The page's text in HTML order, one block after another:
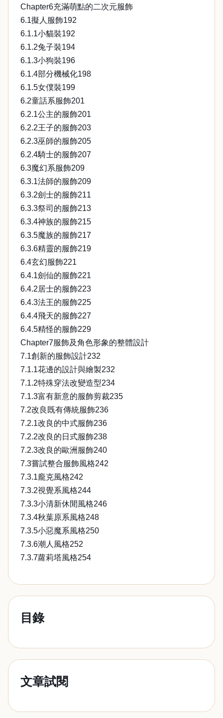
Chapter6充滿萌點的二次元服飾
6.1擬人服飾192
6.1.1小貓裝192
6.1.2兔子裝194
6.1.3小狗裝196
6.1.4部分機械化198
6.1.5女僕裝199
6.2童話系服飾201
6.2.1公主的服飾201
6.2.2王子的服飾203
6.2.3巫師的服飾205
6.2.4騎士的服飾207
6.3魔幻系服飾209
6.3.1法師的服飾209
6.3.2劍士的服飾211
6.3.3祭司的服飾213
6.3.4神族的服飾215
6.3.5魔族的服飾217
6.3.6精靈的服飾219
6.4玄幻服飾221
6.4.1劍仙的服飾221
6.4.2居士的服飾223
6.4.3法王的服飾225
6.4.4飛天的服飾227
6.4.5精怪的服飾229
Chapter7服飾及角色形象的整體設計
7.1創新的服飾設計232
7.1.1花邊的設計與繪製232
7.1.2特殊穿法改變造型234
7.1.3富有新意的服飾剪裁235
7.2改良既有傳統服飾236
7.2.1改良的中式服飾236
7.2.2改良的日式服飾238
7.2.3改良的歐洲服飾240
7.3嘗試整合服飾風格242
7.3.1龐克風格242
7.3.2視覺系風格244
7.3.3小清新休閒風格246
7.3.4秋葉原系風格248
7.3.5小惡魔系風格250
7.3.6潮人風格252
7.3.7蘿莉塔風格254
目錄
文章試閱